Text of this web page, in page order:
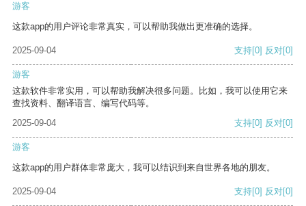
游客
这款app的用户评论非常真实，可以帮助我做出更准确的选择。
2025-09-04 支持[0] 反对[0]
游客
这款软件非常实用，可以帮助我解决很多问题。比如，我可以使用它来
查找资料、翻译语言、编写代码等。
2025-09-04
支持[0] 反对[0]
游客
这款app的用户群体非常庞大，我可以结识到来自世界各地的朋友。
2025-09-04 支持[0] 反对[0]